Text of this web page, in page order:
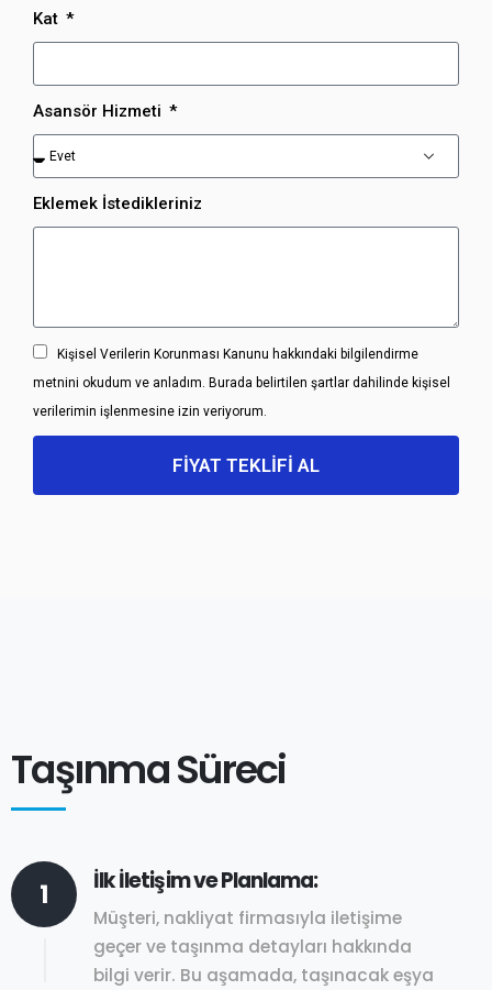
Kat
Asansör Hizmeti
Eklemek İstedikleriniz
Kişisel Verilerin Korunması Kanunu hakkındaki bilgilendirme
metnini okudum ve anladım. Burada belirtilen şartlar dahilinde kişisel
verilerimin işlenmesine izin veriyorum.
FİYAT TEKLİFİ AL
Taşınma Süreci
1 İlk İletişim ve Planlama:
Müşteri, nakliyat firmasıyla iletişime
geçer ve taşınma detayları hakkında
bilgi verir. Bu aşamada, taşınacak eşya